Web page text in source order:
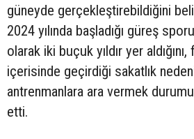
güneyde gerçekleştirebildiğini
2024 yılında başladığı güreş
olarak iki buçuk yıldır yer
içerisinde geçirdiği sakatlık
antrenmanlara ara vermek
etti.